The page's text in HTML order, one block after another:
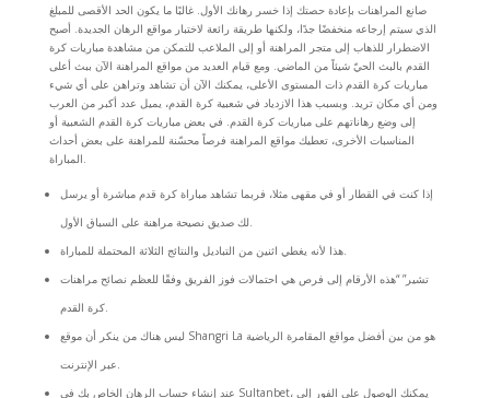
صانع المراهنات بإعادة حصتك إذا خسر رهانك الأول. غالبًا ما يكون الحد الأقصى للمبلغ
الذي سيتم إرجاعه منخفضًا جدًا، ولكنها طريقة رائعة لاختبار مواقع الرهان الجديدة. أصبح
الاضطرار للذهاب إلى متجر المراهنة أو إلى الملاعب للتمكن من مشاهدة مباريات كرة
القدم بالبث الحيّ شيئاً من الماضي. ومع قيام العديد من مواقع المراهنة الآن ببث أعلى
مباريات كرة القدم ذات المستوى الأعلى، يمكنك الآن أن تشاهد وتراهن على أي شيء
ومن أي مكان تريد. وبسبب هذا الازدياد في شعبية كرة القدم، يميل عدد أكبر من العرب
إلى وضع رهاناتهم على مباريات كرة القدم. في بعض مباريات كرة القدم الشعبية أو
المناسبات الأخرى، تعطيك مواقع المراهنة فرصاً محسّنة للمراهنة على بعض أحداث
المباراة.
إذا كنت في القطار أو في مقهى مثلا، فربما تشاهد مباراة كرة قدم مباشرة أو يرسل
لك صديق نصيحة مراهنة على السباق الأول.
هذا لأنه يغطي اثنين من التباديل والنتائج الثلاثة المحتملة للمباراة.
تشير” “هذه الأرقام إلى فرص هي احتمالات فوز الفريق وفقًا للعظم نصائح مراهنات
كرة القدم.
ليس هناك من ينكر أن موقع Shangri La هو من بين أفضل مواقع المقامرة الرياضية
عبر الإنترنت.
عند إنشاء حساب الرهان الخاص بك في Sultanbet، يمكنك الوصول على الفور إلى